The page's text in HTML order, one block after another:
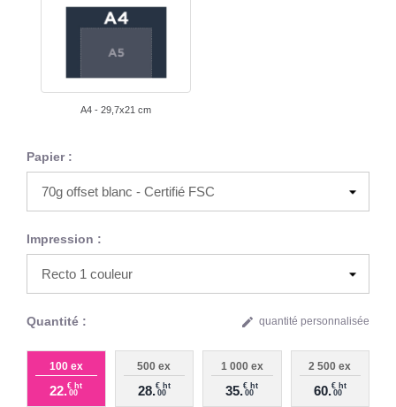
A4 - 29,7x21 cm
Papier :
Impression :
Quantité : edit quantité personnalisée
100 ex
22.€ ht
00
500 ex
28.€ ht
00
1 000 ex
35.€ ht
00
2 500 ex
60.€ ht
00